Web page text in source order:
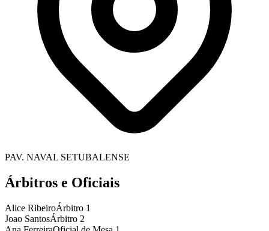
PAV. NAVAL SETUBALENSE
Árbitros e Oficiais
Alice RibeiroÁrbitro 1
Joao SantosÁrbitro 2